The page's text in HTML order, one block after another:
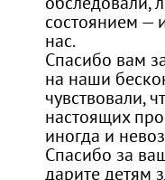
состоянием —
нас.
Спасибо вам
на наши
чувствовали,
настоящих
иногда и
Спасибо за
дарите детям